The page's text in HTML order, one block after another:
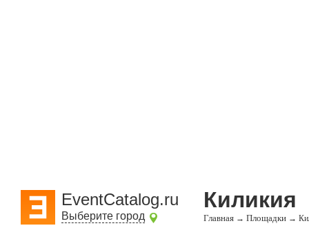
EventCatalog.ru
Выберите город
Киликия
Главная → Площадки →